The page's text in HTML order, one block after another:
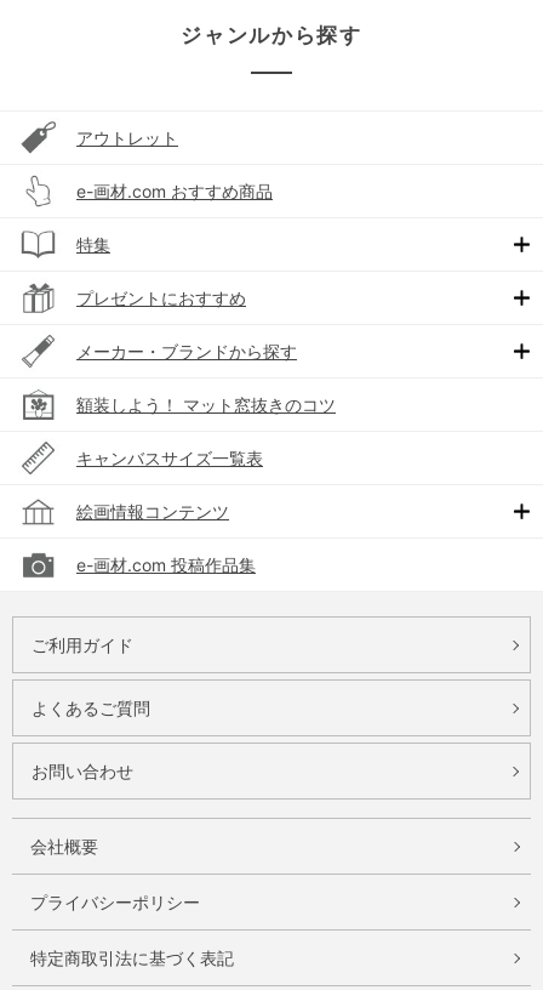
ジャンルから探す
アウトレット
e-画材.com おすすめ商品
特集
プレゼントにおすすめ
メーカー・ブランドから探す
額装しよう！ マット窓抜きのコツ
キャンバスサイズ一覧表
絵画情報コンテンツ
e-画材.com 投稿作品集
ご利用ガイド
よくあるご質問
お問い合わせ
会社概要
プライバシーポリシー
特定商取引法に基づく表記